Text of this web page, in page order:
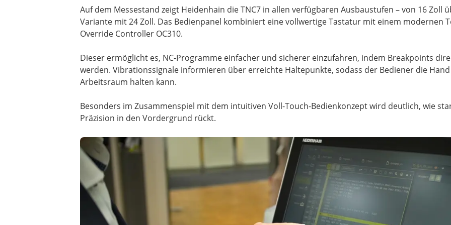
Auf dem Messestand zeigt Heidenhain die TNC7 in allen verfügbaren Ausbaustufen – von 16 Zoll
Variante mit 24 Zoll. Das Bedienpanel kombiniert eine vollwertige Tastatur mit einem modernen
Override Controller OC310.
Dieser ermöglicht es, NC-Programme einfacher und sicherer einzufahren, indem Breakpoints
werden. Vibrationssignale informieren über erreichte Haltepunkte, sodass der Bediener die
Arbeitsraum halten kann.
Besonders im Zusammenspiel mit dem intuitiven Voll-Touch-Bedienkonzept wird deutlich, wie
Präzision in den Vordergrund rückt.